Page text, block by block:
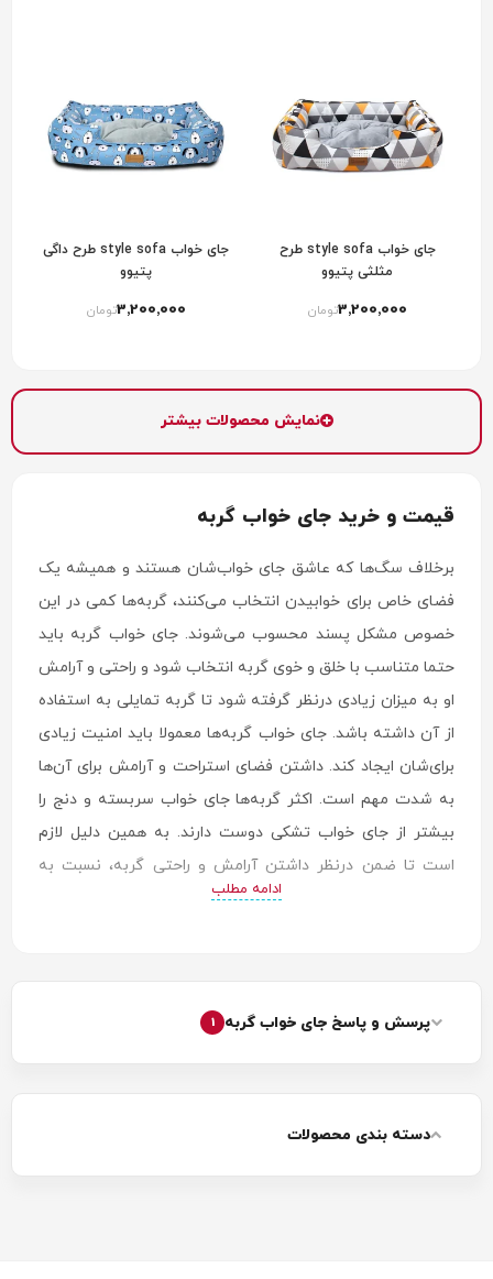
جای خواب style sofa طرح
مثلثی پتیوو
3٬200٬000تومان
جای خواب style sofa طرح داگی
پتیوو
3٬200٬000تومان
نمایش محصولات بیشتر
قیمت و خرید جای خواب گربه
برخلاف سگ‌ها که عاشق جای خواب‌شان هستند و همیشه یک
فضای خاص برای خوابیدن انتخاب می‌کنند، گربه‌ها کمی در این
خصوص مشکل پسند محسوب می‌شوند. جای خواب گربه باید
حتما متناسب با خلق و خوی گربه انتخاب شود و راحتی و آرامش
او به میزان زیادی درنظر گرفته شود تا گربه تمایلی به استفاده
از آن داشته باشد. جای خواب گربه‌ها معمولا باید امنیت زیادی
برای‌شان ایجاد کند. داشتن فضای استراحت و آرامش برای آن‌ها
به شدت مهم است. اکثر گربه‌ها جای خواب سربسته و دنج را
بیشتر از جای خواب تشکی دوست دارند. به همین دلیل لازم
است تا ضمن درنظر داشتن آرامش و راحتی گربه، نسبت به
بررسی سلیقه او ریز بین باشید.ادامه مطلب
پرسش و پاسخ جای خواب گربه 1
دسته بندی محصولات